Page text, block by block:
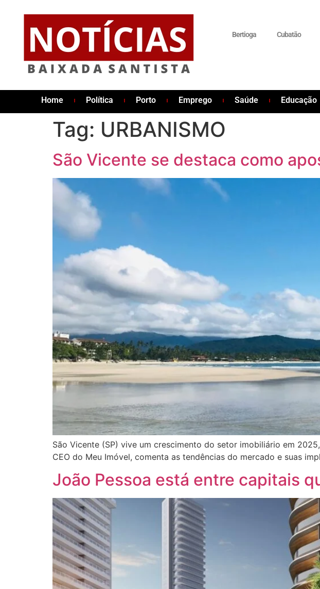
Bertioga Cubatão
Home Política Porto Emprego Saúde Educação
Tag: URBANISMO
São Vicente se destaca como
São Vicente (SP) vive um crescimento do setor imobiliário em
CEO do Meu Imóvel, comenta as tendências do mercado e suas
João Pessoa está entre capitais